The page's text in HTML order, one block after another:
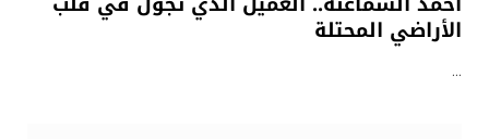
الأراضي المحتلة
…